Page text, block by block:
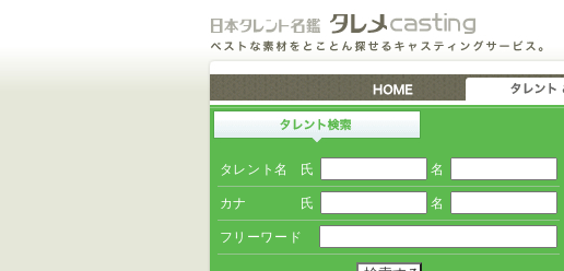
タレント名 氏 名
カナ 氏 名
フリーワード